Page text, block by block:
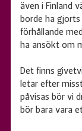
även i Finland
borde ha
förhållande
ha ansökt om
Det finns
letar efter
påvisas bör vi
bör bara vara